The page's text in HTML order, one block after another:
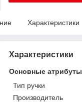
Характеристики
Характеристики
Основные атрибуты
Тип ручки
Производитель